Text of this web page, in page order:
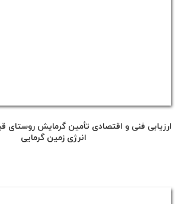
ارزیابی فنی و اقتصادی تأمین گرمایش روستای
انرژی زمین گرمایی